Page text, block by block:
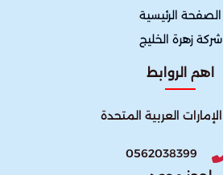
الصفحة الرئيسية
شركة زهرة الخليج
اهم الروابط
الإمارات العربية المتحدة
0562038399